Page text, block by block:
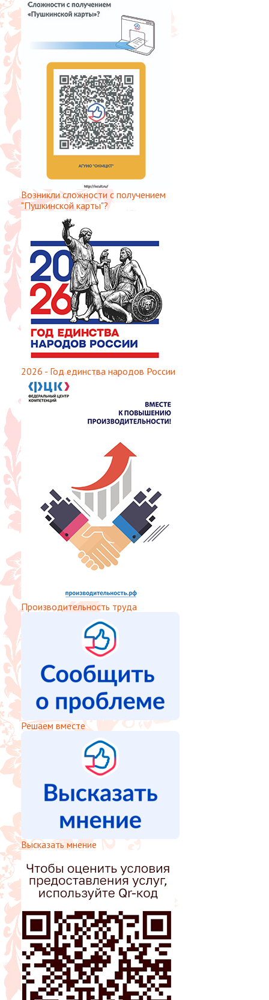
Возникли сложности с получением
"Пушкинской карты"?
2026 - Год единства народов России
Производительность труда
Решаем вместе
Высказать мнение